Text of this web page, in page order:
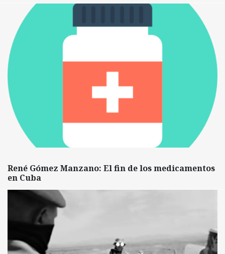
René Gómez Manzano: El fin de los medicamentos
en Cuba